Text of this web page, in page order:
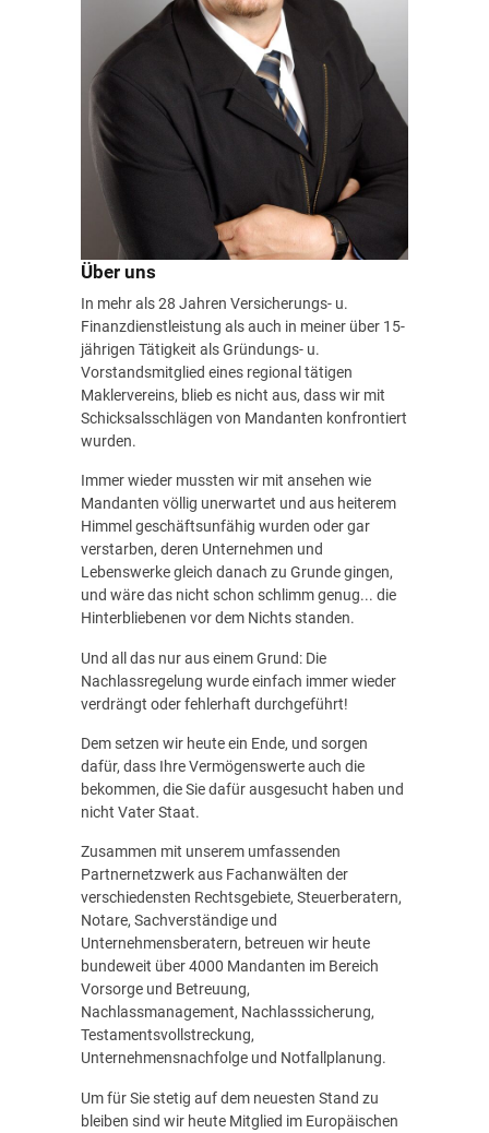
Über uns
In mehr als 28 Jahren Versicherungs- u.
Finanzdienstleistung als auch in meiner über 15-
jährigen Tätigkeit als Gründungs- u.
Vorstandsmitglied eines regional tätigen
Maklervereins, blieb es nicht aus, dass wir mit
Schicksalsschlägen von Mandanten konfrontiert
wurden.
Immer wieder mussten wir mit ansehen wie
Mandanten völlig unerwartet und aus heiterem
Himmel geschäftsunfähig wurden oder gar
verstarben, deren Unternehmen und
Lebenswerke gleich danach zu Grunde gingen,
und wäre das nicht schon schlimm genug... die
Hinterbliebenen vor dem Nichts standen.
Und all das nur aus einem Grund: Die
Nachlassregelung wurde einfach immer wieder
verdrängt oder fehlerhaft durchgeführt!
Dem setzen wir heute ein Ende, und sorgen
dafür, dass Ihre Vermögenswerte auch die
bekommen, die Sie dafür ausgesucht haben und
nicht Vater Staat.
Zusammen mit unserem umfassenden
Partnernetzwerk aus Fachanwälten der
verschiedensten Rechtsgebiete, Steuerberatern,
Notare, Sachverständige und
Unternehmensberatern, betreuen wir heute
bundeweit über 4000 Mandanten im Bereich
Vorsorge und Betreuung,
Nachlassmanagement, Nachlasssicherung,
Testamentsvollstreckung,
Unternehmensnachfolge und Notfallplanung.
Um für Sie stetig auf dem neuesten Stand zu
bleiben sind wir heute Mitglied im Europäischen